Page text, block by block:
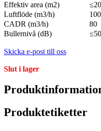
Effektiv area (m2)
Luftflöde (m3/h)
100
CADR (m3/h)
80
Bullernivå (dB)
≤50
Skicka e-post till oss
Slut i lager
Produktetiketter